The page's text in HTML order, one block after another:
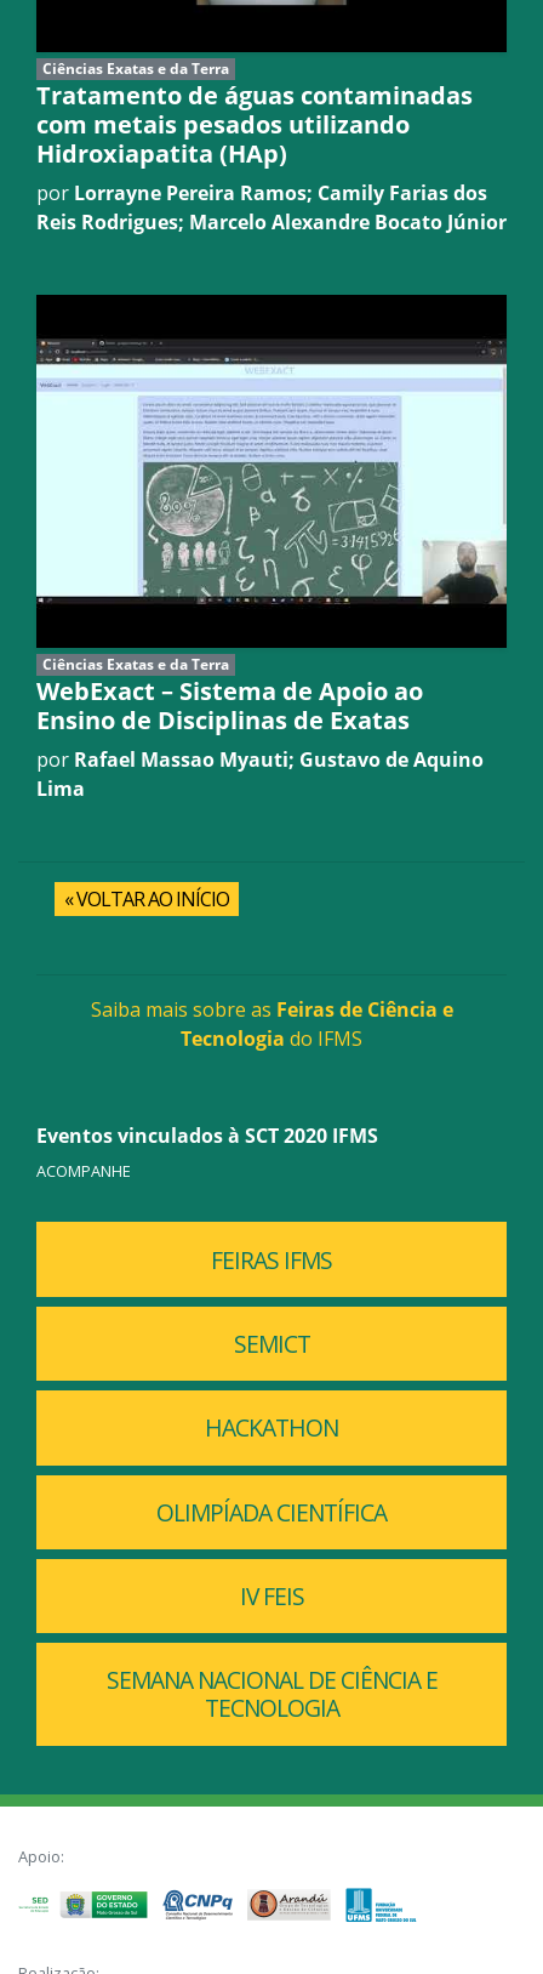
Ciências Exatas e da Terra
Tratamento de águas contaminadas
com metais pesados utilizando
Hidroxiapatita (HAp)
por Lorrayne Pereira Ramos; Camily Farias dos
Reis Rodrigues; Marcelo Alexandre Bocato Júnior
Ciências Exatas e da Terra
WebExact – Sistema de Apoio ao
Ensino de Disciplinas de Exatas
por Rafael Massao Myauti; Gustavo de Aquino
Lima
« VOLTAR AO INÍCIO
Saiba mais sobre as Feiras de Ciência e
Tecnologia do IFMS
Eventos vinculados à SCT 2020 IFMS
ACOMPANHE
FEIRAS IFMS
SEMICT
HACKATHON
OLIMPÍADA CIENTÍFICA
IV FEIS
SEMANA NACIONAL DE CIÊNCIA E
TECNOLOGIA
Apoio: